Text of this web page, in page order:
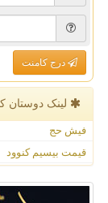
درج کامنت
لینک دوستان
فیش حج
قیمت بیسیم کنوود